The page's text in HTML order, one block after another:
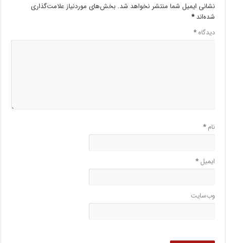
نشانی ایمیل شما منتشر نخواهد شد. بخش‌های موردنیاز علامت‌گذاری
شده‌اند*
دیدگاه*
نام*
ایمیل*
وب‌سایت